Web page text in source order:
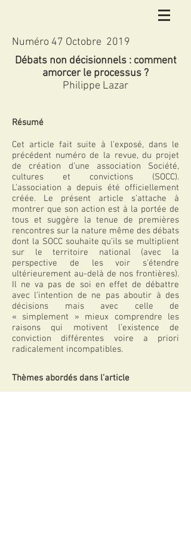
Numéro 47 Octobre 2019
Débats non décisionnels : comment
amorcer le processus ?
Philippe Lazar
Résumé
Cet article fait suite à l’exposé, dans le
précédent numéro de la revue, du projet
de création d’une association Société,
cultures et convictions (SOCC).
L’association a depuis été officiellement
créée. Le présent article s’attache à
montrer que son action est à la portée de
tous et suggère la tenue de premières
rencontres sur la nature même des débats
dont la SOCC souhaite qu’ils se multiplient
sur le territoire national (avec la
perspective de les voir s’étendre
ultérieurement au-delà de nos frontières).
Il ne va pas de soi en effet de débattre
avec l’intention de ne pas aboutir à des
décisions mais avec celle de
« simplement » mieux comprendre les
raisons qui motivent l’existence de
conviction différentes voire a priori
radicalement incompatibles.
Thèmes abordés dans l’article